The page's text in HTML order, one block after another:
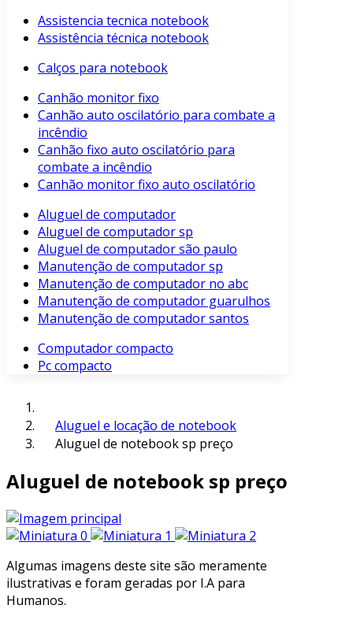
Assistencia tecnica notebook
Assistência técnica notebook
Calços para notebook
Canhão monitor fixo
Canhão auto oscilatório para combate a
incêndio
Canhão fixo auto oscilatório para
combate a incêndio
Canhão monitor fixo auto oscilatório
Aluguel de computador
Aluguel de computador sp
Aluguel de computador são paulo
Manutenção de computador sp
Manutenção de computador no abc
Manutenção de computador guarulhos
Manutenção de computador santos
Computador compacto
Pc compacto
Aluguel e locação de notebook
Aluguel de notebook sp preço
Aluguel de notebook sp preço
Algumas imagens deste site são meramente
ilustrativas e foram geradas por I.A para
Humanos.